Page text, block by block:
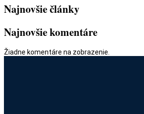
Najnovšie články
Najnovšie komentáre
Žiadne komentáre na zobrazenie.